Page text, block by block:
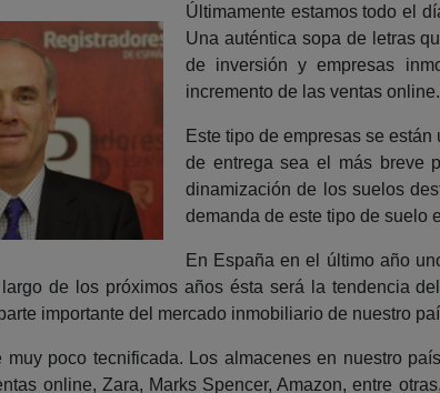
Últimamente estamos todo el
Una auténtica sopa de letras
de inversión y empresas
incremento de las ventas online.
Este tipo de empresas se
de entrega sea el más breve
dinamización de los suelos
demanda de este tipo de suelo
En España en el último año
de los próximos años ésta será la tendencia
importante del mercado inmobiliario de nuestro
muy poco tecnificada. Los almacenes en nuestro
online, Zara, Marks Spencer, Amazon, entre